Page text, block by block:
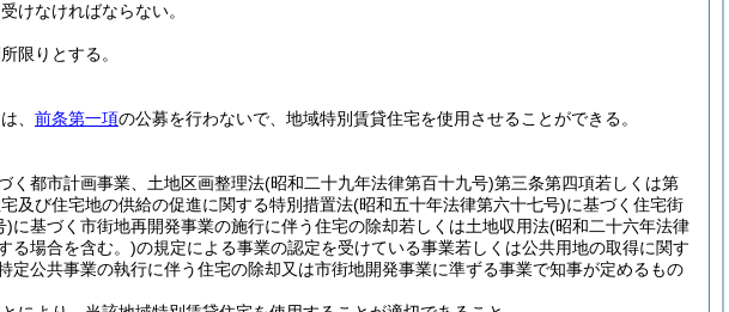
けなければならない。
限りとする。
、 前条第一項の公募を行わないで、地域特別賃貸住宅を使用させることができる。
く都市計画事業、土地区画整理法(昭和二十九年法律第百十九号)第三条第四項若しくは第
及び住宅地の供給の促進に関する特別措置法(昭和五十年法律第六十七号)に基づく住宅街
)に基づく市街地再開発事業の施行に伴う住宅の除却若しくは土地収用法(昭和二十六年法律
る場合を含む。)の規定による事業の認定を受けている事業若しくは公共用地の取得に関す
定公共事業の執行に伴う住宅の除却又は市街地開発事業に準ずる事業で知事が定めるもの